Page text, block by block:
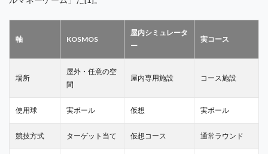
軸 KOSMOS
屋内シミュレータ
ー
実コース
場所
屋外・任意の空
間
屋内専用施設 コース施設
使用球 実ボール 仮想 実ボール
競技方式 ターゲット当て 仮想コース 通常ラウンド